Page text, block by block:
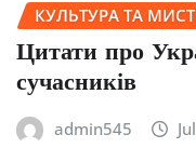
КУЛЬТУРА ТА
Цитати про
сучасників
admin545